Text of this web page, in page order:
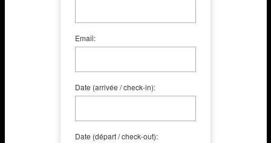
Email:
Date (arrivée / check-in):
Date (départ / check-out):